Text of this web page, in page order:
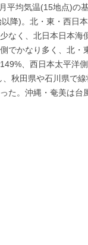
平均気温(15地点)
降)。北・東・西日
なく、北日本日本
でかなり多く、北
、西日本太平洋
秋田県や石川県で
た。沖縄・奄美は